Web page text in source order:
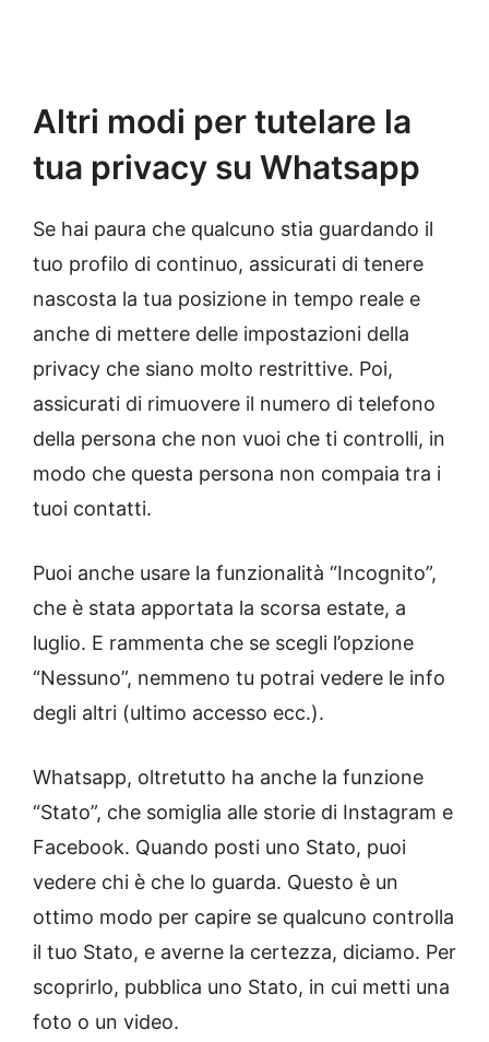
Altri modi per tutelare la
tua privacy su Whatsapp
Se hai paura che qualcuno stia guardando il
tuo profilo di continuo, assicurati di tenere
nascosta la tua posizione in tempo reale e
anche di mettere delle impostazioni della
privacy che siano molto restrittive. Poi,
assicurati di rimuovere il numero di telefono
della persona che non vuoi che ti controlli, in
modo che questa persona non compaia tra i
tuoi contatti.
Puoi anche usare la funzionalità “Incognito”,
che è stata apportata la scorsa estate, a
luglio. E rammenta che se scegli l’opzione
“Nessuno”, nemmeno tu potrai vedere le info
degli altri (ultimo accesso ecc.).
Whatsapp, oltretutto ha anche la funzione
“Stato”, che somiglia alle storie di Instagram e
Facebook. Quando posti uno Stato, puoi
vedere chi è che lo guarda. Questo è un
ottimo modo per capire se qualcuno controlla
il tuo Stato, e averne la certezza, diciamo. Per
scoprirlo, pubblica uno Stato, in cui metti una
foto o un video.